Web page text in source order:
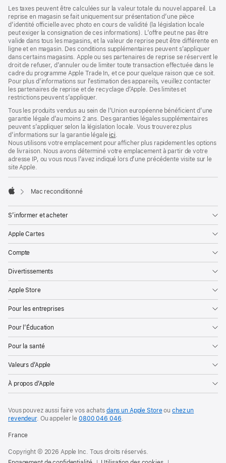
Les taxes peuvent être calculées sur la valeur totale du nouvel appareil. La
reprise en magasin se fait uniquement sur présentation d’une pièce
d’identité officielle avec photo en cours de validité (la législation locale
peut exiger la consignation de ces informations). L’offre peut ne pas être
valide dans tous les magasins, et la valeur de reprise peut être différente en
ligne et en magasin. Des conditions supplémentaires peuvent s’appliquer
dans certains magasins. Apple ou ses partenaires de reprise se réservent le
droit de refuser, d’annuler ou de limiter toute transaction effectuée dans le
cadre du programme Apple Trade In, et ce pour quelque raison que ce soit.
Pour plus d’informations sur l’estimation des appareils, veuillez contacter
les partenaires de reprise et de recyclage d’Apple. Des limites et
restrictions peuvent s’appliquer.
Tous les produits vendus au sein de l’Union européenne bénéficient d’une
garantie légale d’au moins 2 ans. Des garanties légales supplémentaires
peuvent s’appliquer selon la législation locale. Vous trouverez plus
d’informations sur la garantie légale ici
Nous utilisons votre emplacement pour afficher plus rapidement les options
de livraison. Nous avons déterminé votre emplacement à partir de votre
adresse IP, ou vous nous l’avez indiqué lors d’une précédente visite sur le
site Apple.
Mac reconditionné
S’informer et acheter
Apple Cartes
Compte
Divertissements
Apple Store
Pour les entreprises
Pour l’Éducation
Pour la santé
Valeurs d’Apple
À propos d’Apple
Vous pouvez aussi faire vos achats dans un Apple Storeouchez un
revendeur. Ouappeler le0800 046 046.
France
Copyright © 2026 Apple Inc. Tous droits réservés.